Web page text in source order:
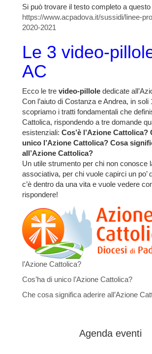
Si può trovare il testo completo a questo
https://www.acpadova.it/sussidi/linee-
2020-2021
Le 3 video-
AC
Ecco le tre video-pillole dedicate
Con l’aiuto di Costanza e Andrea, in soli
scopriamo i tratti fondamentali che
Cattolica, rispondendo a tre domande
esistenziali: Cos’è l’Azione Cattolica?
unico l’Azione Cattolica? Cosa
all’Azione Cattolica?
Un utile strumento per chi non conosce
associativa, per chi vuole capirci un po’
c’è dentro da una vita e vuole vedere
rispondere!
l’Azione Cattolica?
Cos’ha di unico l’Azione Cattolica?
Che cosa significa aderire all’Azione
Agenda eventi